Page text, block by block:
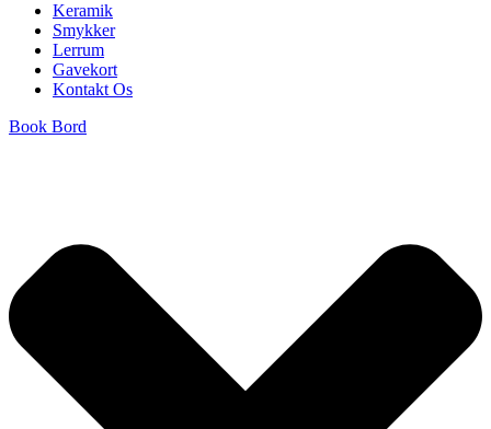
Keramik
Smykker
Lerrum
Gavekort
Kontakt Os
Book Bord